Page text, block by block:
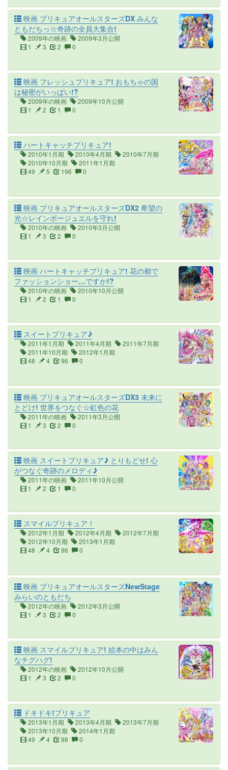
映画 プリキュアオールスターズDX みんな
ともだちっ☆奇跡の全員大集合!
2009年の映画
2009年3月公開
1
3 2 0
映画 フレッシュプリキュア! おもちゃの国
は秘密がいっぱい!?
2009年の映画
2009年10月公開
1
2 1 0
ハートキャッチプリキュア!
2010年1月期 2010年4月期
2010年7月期
2010年10月期
2011年1月期
49
5 196 0
映画 プリキュアオールスターズDX2 希望の
光☆レインボージュエルを守れ!
2010年の映画
2010年3月公開
1
3 2 0
映画 ハートキャッチプリキュア! 花の都で
ファッションショー…ですか!?
2010年の映画
2010年10月公開
1
2 1 0
スイートプリキュア♪
2011年1月期 2011年4月期
2011年7月期
2011年10月期
2012年1月期
48
4 96 0
映画 プリキュアオールスターズDX3 未来に
とどけ! 世界をつなぐ☆虹色の花
2011年の映画
2011年3月公開
1
3 2 0
映画 スイートプリキュア♪ とりもどせ! 心
がつなぐ奇跡のメロディ♪
2011年の映画
2011年10月公開
1
2 1 0
スマイルプリキュア！
2012年1月期 2012年4月期
2012年7月期
2012年10月期
2013年1月期
48
4 96 0
映画 プリキュアオールスターズNewStage
みらいのともだち
2012年の映画
2012年3月公開
1
3 2 0
映画 スマイルプリキュア! 絵本の中はみん
なチグハグ!
2012年の映画
2012年10月公開
1
3 2 0
ドキドキ!プリキュア
2013年1月期 2013年4月期
2013年7月期
2013年10月期
2014年1月期
49
4 98 0